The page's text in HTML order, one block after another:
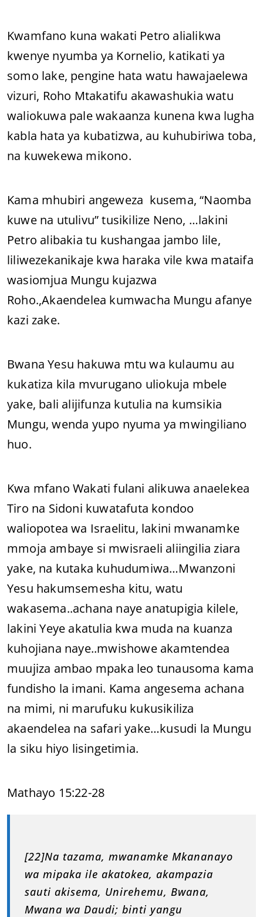
Kwamfano kuna wakati Petro alialikwa
kwenye nyumba ya Kornelio, katikati ya
somo lake, pengine hata watu hawajaelewa
vizuri, Roho Mtakatifu akawashukia watu
waliokuwa pale wakaanza kunena kwa lugha
kabla hata ya kubatizwa, au kuhubiriwa toba,
na kuwekewa mikono.
Kama mhubiri angeweza kusema, “Naomba
kuwe na utulivu” tusikilize Neno, …lakini
Petro alibakia tu kushangaa jambo lile,
liliwezekanikaje kwa haraka vile kwa mataifa
wasiomjua Mungu kujazwa
Roho.,Akaendelea kumwacha Mungu afanye
kazi zake.
Bwana Yesu hakuwa mtu wa kulaumu au
kukatiza kila mvurugano uliokuja mbele
yake, bali alijifunza kutulia na kumsikia
Mungu, wenda yupo nyuma ya mwingiliano
huo.
Kwa mfano Wakati fulani alikuwa anaelekea
Tiro na Sidoni kuwatafuta kondoo
waliopotea wa Israelitu, lakini mwanamke
mmoja ambaye si mwisraeli aliingilia ziara
yake, na kutaka kuhudumiwa…Mwanzoni
Yesu hakumsemesha kitu, watu
wakasema..achana naye anatupigia kilele,
lakini Yeye akatulia kwa muda na kuanza
kuhojiana naye..mwishowe akamtendea
muujiza ambao mpaka leo tunausoma kama
fundisho la imani. Kama angesema achana
na mimi, ni marufuku kukusikiliza
akaendelea na safari yake…kusudi la Mungu
la siku hiyo lisingetimia.
Mathayo 15:22-28
[22]Na tazama, mwanamke Mkananayo
wa mipaka ile akatokea, akampazia
sauti akisema, Unirehemu, Bwana,
Mwana wa Daudi; binti yangu